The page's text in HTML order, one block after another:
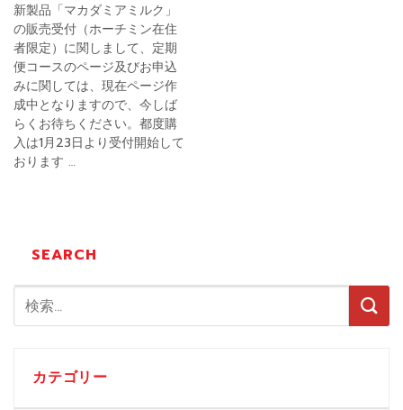
SEARCH
カテゴリー
新製品「マカダミアミルク」
の販売受付（ホーチミン在住
者限定）に関しまして、定期
便コースのページ及びお申込
みに関しては、現在ページ作
成中となりますので、今しば
らくお待ちください。都度購
入は1月23日より受付開始して
おります …